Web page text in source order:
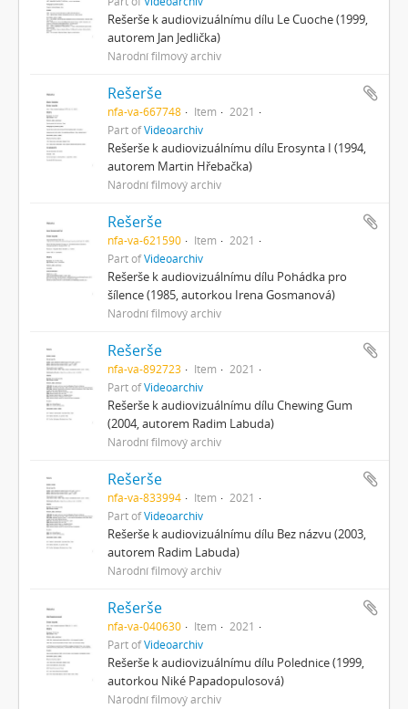
Rešerše k audiovizuálnímu dílu Le Cuoche (1999,
autorem Jan Jedlička)
Národní filmový archiv
Rešerše
nfa-va-667748 Item
2021
Part ofVideoarchiv
Rešerše k audiovizuálnímu dílu Erosynta I (1994,
autorem Martin Hřebačka)
Národní filmový archiv
Rešerše
nfa-va-621590 Item
2021
Part ofVideoarchiv
Rešerše k audiovizuálnímu dílu Pohádka pro
šílence (1985, autorkou Irena Gosmanová)
Národní filmový archiv
Rešerše
nfa-va-892723 Item
2021
Part ofVideoarchiv
Rešerše k audiovizuálnímu dílu Chewing Gum
(2004, autorem Radim Labuda)
Národní filmový archiv
Rešerše
nfa-va-833994 Item
2021
Part ofVideoarchiv
Rešerše k audiovizuálnímu dílu Bez názvu (2003,
autorem Radim Labuda)
Národní filmový archiv
Rešerše
nfa-va-040630 Item
2021
Part ofVideoarchiv
Rešerše k audiovizuálnímu dílu Polednice (1999,
autorkou Niké Papadopulosová)
Národní filmový archiv